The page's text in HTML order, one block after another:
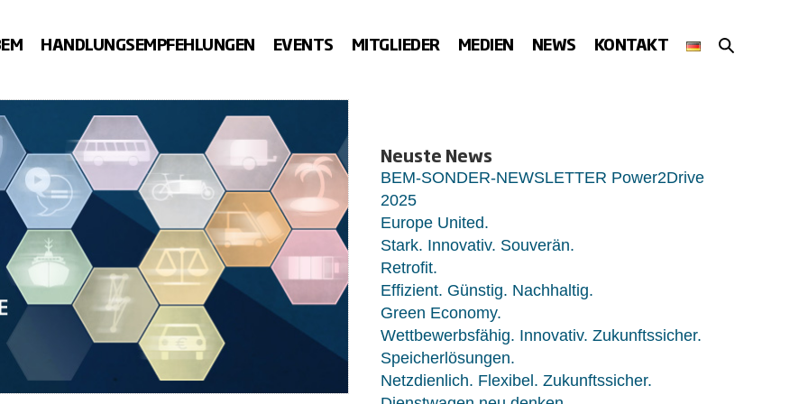
HANDLUNGSEMPFEHLUNGEN EVENTS MITGLIEDER MEDIEN NEWS KONTAKT
SUCHE-
Neuste News
BEM-SONDER-NEWSLETTER Power2Drive
2025
Europe United.
Stark. Innovativ. Souverän.
Retrofit.
Effizient. Günstig. Nachhaltig.
Green Economy.
Wettbewerbsfähig. Innovativ. Zukunftssicher.
Speicherlösungen.
Netzdienlich. Flexibel. Zukunftssicher.